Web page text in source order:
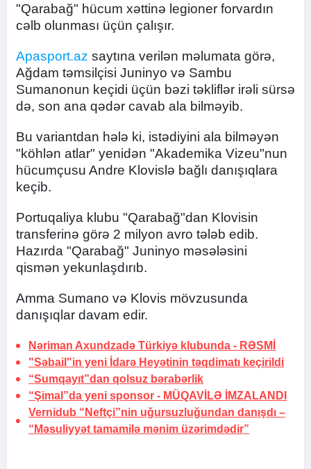
"Qarabağ" hücum xəttinə legioner forvardın
cəlb olunması üçün çalışır.
Apasport.az saytına verilən məlumata görə,
Ağdam təmsilçisi Juninyo və Sambu
Sumanonun keçidi üçün bəzi təkliflər irəli sürsə
də, son ana qədər cavab ala bilməyib.
Bu variantdan hələ ki, istədiyini ala bilməyən
"köhlən atlar" yenidən "Akademika Vizeu"nun
hücumçusu Andre Klovislə bağlı danışıqlara
keçib.
Portuqaliya klubu "Qarabağ"dan Klovisin
transferinə görə 2 milyon avro tələb edib.
Hazırda "Qarabağ" Juninyo məsələsini
qismən yekunlaşdırıb.
Amma Sumano və Klovis mövzusunda
danışıqlar davam edir.
Nəriman Axundzadə Türkiyə klubunda - RƏSMİ
"Səbail"in yeni İdarə Heyətinin təqdimatı keçirildi
“Sumqayıt”dan qolsuz bərabərlik
“Şimal”da yeni sponsor - MÜQAVİLƏ İMZALANDI
Vernidub “Neftçi”nin uğursuzluğundan danışdı –
“Məsuliyyət tamamilə mənim üzərimdədir”